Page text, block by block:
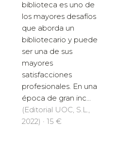
biblioteca es uno de
los mayores desafíos
que aborda un
bibliotecario y puede
ser una de sus
mayores
satisfacciones
profesionales. En una
época de gran inc...
(Editorial UOC, S.L.,
2022) · 15 €